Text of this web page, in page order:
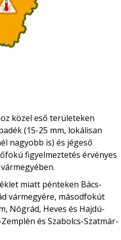
közel eső területeken
(15-25 mm, lokálisan
nagyobb is) és jégeső
figyelmeztetés érvényes
miatt pénteken Bács-
vármegyére, másodfokút
Nógrád, Heves és Hajdú-
és Szabolcs-Szatmár-